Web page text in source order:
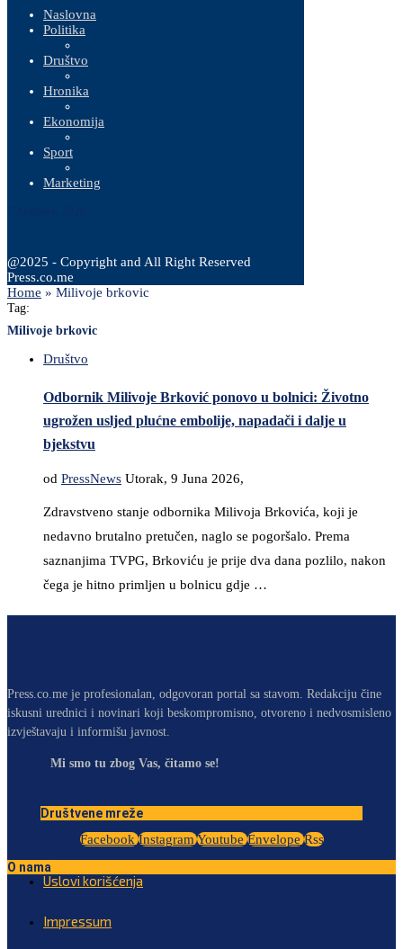
Naslovna
Politika
Društvo
Hronika
Ekonomija
Sport
Marketing
@2025 - Copyright and All Right Reserved
Press.co.me
Home » Milivoje brkovic
Tag:
Milivoje brkovic
Društvo
Odbornik Milivoje Brković ponovo u bolnici: Životno
ugrožen usljed plućne embolije, napadači i dalje u
bjekstvu
od PressNews Utorak, 9 Juna 2026,
Zdravstveno stanje odbornika Milivoja Brkovića, koji je
nedavno brutalno pretučen, naglo se pogoršalo. Prema
saznanjima TVPG, Brkoviću je prije dva dana pozlilo, nakon
čega je hitno primljen u bolnicu gdje …
Press.co.me je profesionalan, odgovoran portal sa stavom. Redakciju čine
iskusni urednici i novinari koji beskompromisno, otvoreno i nedvosmisleno
izvještavaju i informišu javnost.
Mi smo tu zbog Vas, čitamo se!
Društvene mreže
Facebook Instagram Youtube Envelope Rss
O nama
Uslovi korišćenja
Impressum